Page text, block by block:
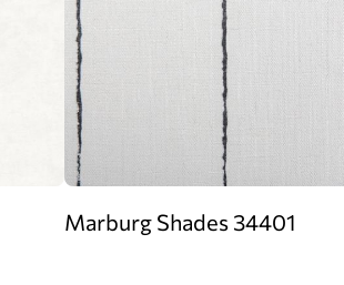
Marburg Shades 34401